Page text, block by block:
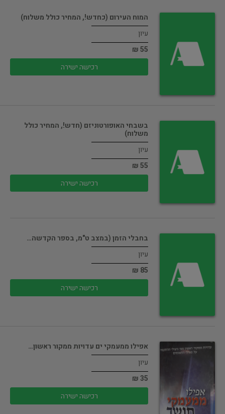
המוח העירום (כחדש!, המחיר כולל משלוח)
עיון
55 ₪
רכישה ישירה
בשבחי האופורטוניזם (חדש!, המחיר כולל
משלוח)
עיון
55 ₪
רכישה ישירה
בחבלי הזמן (במצב ט"מ, בספר הקדשה…
עיון
85 ₪
רכישה ישירה
אפילו ממעמקי ים עדויות ממקור ראשון…
עיון
35 ₪
רכישה ישירה